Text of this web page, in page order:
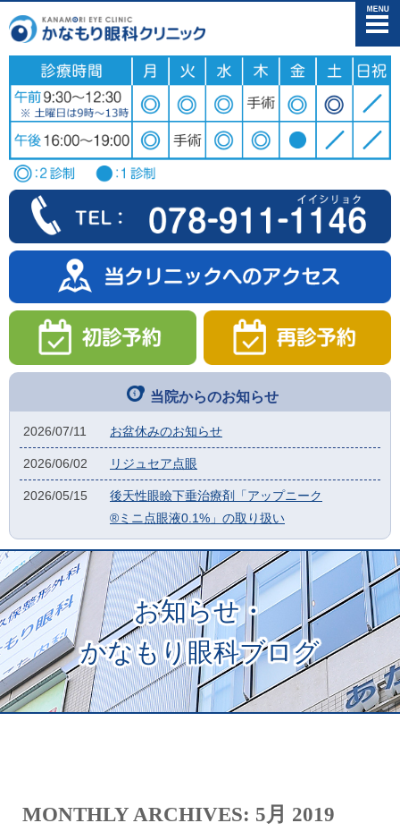
当院からのお知らせ
2026/07/11 お盆休みのお知らせ
2026/06/02 リジュセア点眼
2026/05/15
後天性眼瞼下垂治療剤「アップニーク
®ミニ点眼液0.1%」の取り扱い
お知らせ・
かなもり眼科ブログ
MONTHLY ARCHIVES: 5月 2019